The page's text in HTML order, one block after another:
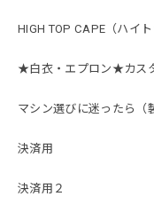
HIGH TOP CAPE（ハイ
★白衣・エプロン★カス
マシン選びに迷ったら（
決済用
決済用２